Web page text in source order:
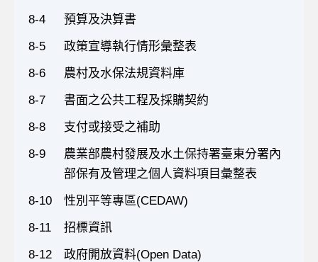
8-4
預算及決算書
8-5
政策宣導執行情形彙整表
8-6
農村及水保法規資料庫
8-7
書面之公共工程及採購契約
8-8
支付或接受之補助
8-9
農業部農村發展及水土保持署臺東分署內
部保有及管理之個人資料項目彙整表
8-10
性別平等專區(CEDAW)
8-11
招標資訊
8-12
政府開放資料(Open Data)